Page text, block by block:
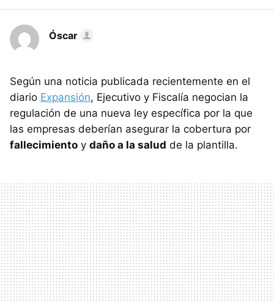
Óscar
Según una noticia publicada recientemente en el
diario Expansión, Ejecutivo y Fiscalía negocian la
regulación de una nueva ley específica por la que
las empresas deberían asegurar la cobertura por
fallecimiento y daño a la salud de la plantilla.